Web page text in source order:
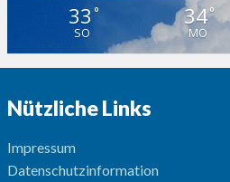
33 °
SO
34°
MO
Nützliche Links
Impressum
Datenschutzinformation